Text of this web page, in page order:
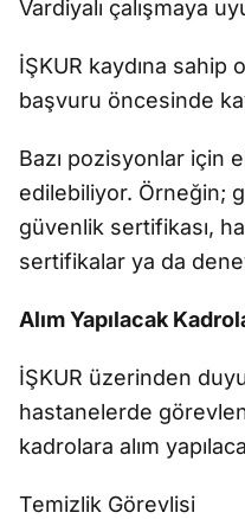
Vardiyalı çalışmaya
İŞKUR kaydına sahip
başvuru öncesinde
Bazı pozisyonlar için
edilebiliyor. Örneğin;
güvenlik sertifikası,
sertifikalar ya da
Alım Yapılacak
İŞKUR üzerinden
hastanelerde
kadrolara alım
Temizlik Görevlisi